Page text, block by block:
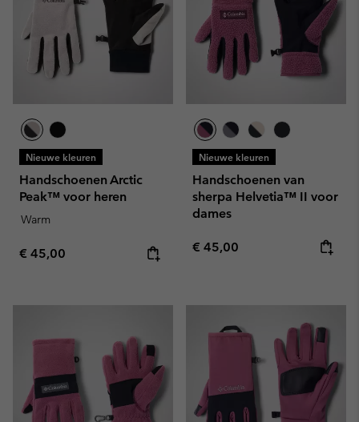
Nieuwe kleuren
Handschoenen Arctic
Peak™ voor heren
Warm
Regular price:
€ 45,00
Nieuwe kleuren
Handschoenen van
sherpa Helvetia™ II voor
dames
Regular price:
€ 45,00